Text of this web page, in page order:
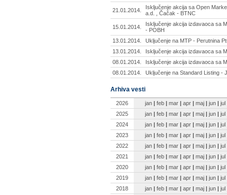
21.01.2014.
Isključenje akcija sa Open
a.d. , Čačak - BTNC
15.01.2014.
Isključenje akcija izdavaoca sa
- POBH
13.01.2014.
Uključenje na MTP - Perutnina
13.01.2014.
Isključenje akcija izdavaoca sa
08.01.2014.
Isključenje akcija izdavaoca sa
08.01.2014.
Uključenje na Standard Listing -
Arhiva vesti
2026 jan | feb | mar | apr | maj | jun | jul
2025
jan | feb | mar | apr | maj | jun | jul
2024
jan | feb | mar | apr | maj | jun | jul
2023
jan | feb | mar | apr | maj | jun | jul
2022
jan | feb | mar | apr | maj | jun | jul
2021
jan | feb | mar | apr | maj | jun | jul
2020
jan | feb | mar | apr | maj | jun | jul
2019
jan | feb | mar | apr | maj | jun | jul
2018
jan | feb | mar | apr | maj | jun | jul